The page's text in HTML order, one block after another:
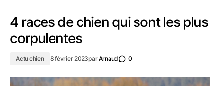
4 races de chien qui sont les plus
corpulentes
Actu chien 8 février 2023parArnaud 0